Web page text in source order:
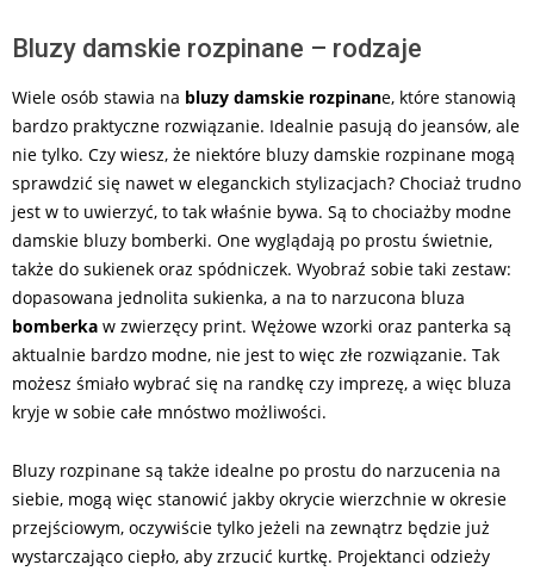
Bluzy damskie rozpinane – rodzaje
Wiele osób stawia na bluzy damskie rozpinane, które stanowią
bardzo praktyczne rozwiązanie. Idealnie pasują do jeansów, ale
nie tylko. Czy wiesz, że niektóre bluzy damskie rozpinane mogą
sprawdzić się nawet w eleganckich stylizacjach? Chociaż trudno
jest w to uwierzyć, to tak właśnie bywa. Są to chociażby modne
damskie bluzy bomberki. One wyglądają po prostu świetnie,
także do sukienek oraz spódniczek. Wyobraź sobie taki zestaw:
dopasowana jednolita sukienka, a na to narzucona bluza
bomberka w zwierzęcy print. Wężowe wzorki oraz panterka są
aktualnie bardzo modne, nie jest to więc złe rozwiązanie. Tak
możesz śmiało wybrać się na randkę czy imprezę, a więc bluza
kryje w sobie całe mnóstwo możliwości.
Bluzy rozpinane są także idealne po prostu do narzucenia na
siebie, mogą więc stanowić jakby okrycie wierzchnie w okresie
przejściowym, oczywiście tylko jeżeli na zewnątrz będzie już
wystarczająco ciepło, aby zrzucić kurtkę. Projektanci odzieży